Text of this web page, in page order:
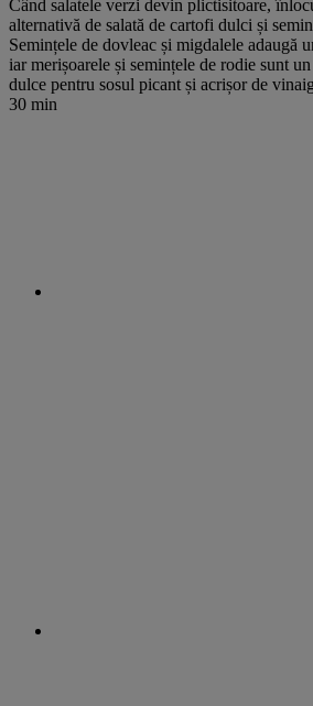
Când salatele verzi devin plictisitoare,
alternativă de salată de cartofi dulci și
Semințele de dovleac și migdalele adaugă
iar merișoarele și semințele de rodie sunt
dulce pentru sosul picant și acrișor de
30 min